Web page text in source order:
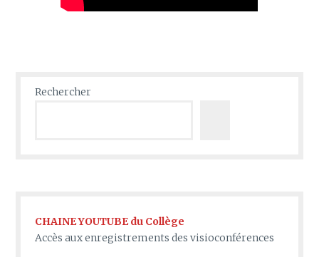
Rechercher
CHAINE YOUTUBE du Collège
Accès aux enregistrements des visioconférences